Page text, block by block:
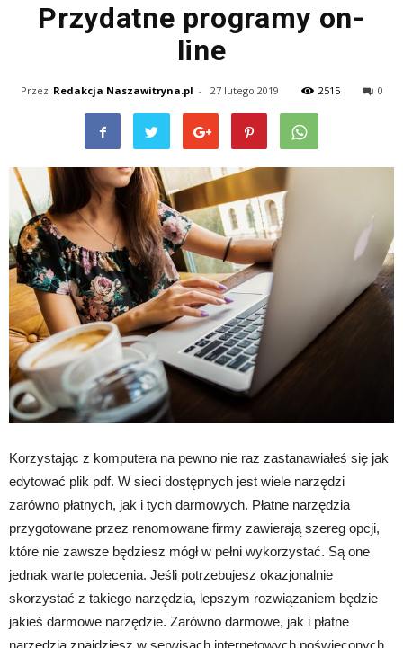
Przydatne programy on-
line
Przez Redakcja Naszawitryna.pl - 27 lutego 2019 2515 0
Korzystając z komputera na pewno nie raz zastanawiałeś się jak
edytować plik pdf. W sieci dostępnych jest wiele narzędzi
zarówno płatnych, jak i tych darmowych. Płatne narzędzia
przygotowane przez renomowane firmy zawierają szereg opcji,
które nie zawsze będziesz mógł w pełni wykorzystać. Są one
jednak warte polecenia. Jeśli potrzebujesz okazjonalnie
skorzystać z takiego narzędzia, lepszym rozwiązaniem będzie
jakieś darmowe narzędzie. Zarówno darmowe, jak i płatne
narzędzia znajdziesz w serwisach internetowych poświęconych